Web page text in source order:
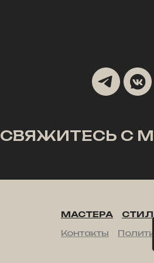
СВЯЖИТЕСЬ С
МАСТЕРА
Контакты